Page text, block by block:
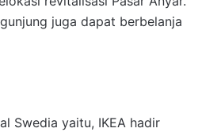
juga dapat berbelanja
Swedia yaitu, IKEA hadir